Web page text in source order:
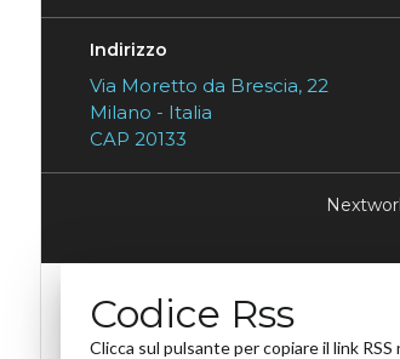
Indirizzo
Via Moretto da Brescia, 22
Milano - Italia
CAP 20133
Codice Rss
Clicca sul pulsante per copiare il link